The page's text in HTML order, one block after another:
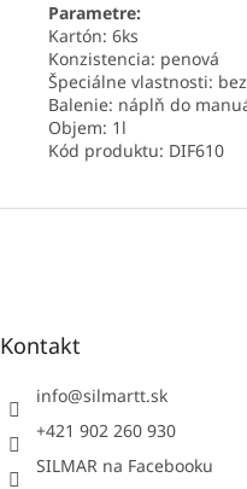
Parametre:
Kartón: 6ks
Konzistencia: penová
Špeciálne vlastnosti:
Balenie: náplň do
Objem: 1l
Kód produktu: DIF610
Kontakt
info@silmartt.sk
+421 902 260 930
SILMAR na Facebooku